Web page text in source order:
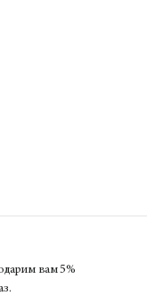
вам 5%